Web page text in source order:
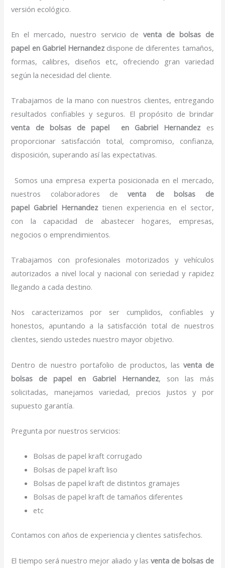
versión ecológico.
En el mercado, nuestro servicio deventa de bolsas de
papel en Gabriel Hernandez dispone de diferentes tamaños,
formas, calibres, diseños etc, ofreciendo gran variedad
según la necesidad del cliente.
Trabajamos de la mano con nuestros clientes, entregando
resultados confiables y seguros. El propósito de brindar
venta de bolsas de papel en Gabriel Hernandez es
proporcionar satisfacción total, compromiso, confianza,
disposición, superando así las expectativas.
Somos una empresa experta posicionada en el mercado,
nuestros colaboradores de venta de bolsas de
papel Gabriel Hernandeztienen experiencia en el sector,
con la capacidad de abastecer hogares, empresas,
negocios o emprendimientos.
Trabajamos con profesionales motorizados y vehículos
autorizados a nivel local y nacional con seriedad y rapidez
llegando a cada destino.
Nos caracterizamos por ser cumplidos, confiables y
honestos, apuntando a la satisfacción total de nuestros
clientes, siendo ustedes nuestro mayor objetivo.
Dentro de nuestro portafolio de productos, las venta de
bolsas de papel en Gabriel Hernandez, son las más
solicitadas, manejamos variedad, precios justos y por
supuesto garantía.
Pregunta por nuestros servicios:
Bolsas de papel kraft corrugado
Bolsas de papel kraft liso
Bolsas de papel kraft de distintos gramajes
Bolsas de papel kraft de tamaños diferentes
etc
Contamos con años de experiencia y clientes satisfechos.
El tiempo será nuestro mejor aliado y las venta de bolsas de